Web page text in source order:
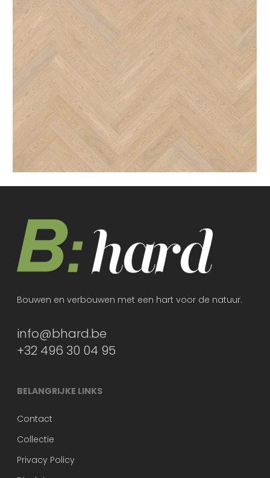
Bouwen en verbouwen met een hart voor de natuur.
info@bhard.be
+32 496 30 04 95
BELANGRIJKE LINKS
Contact
Collectie
Privacy Policy